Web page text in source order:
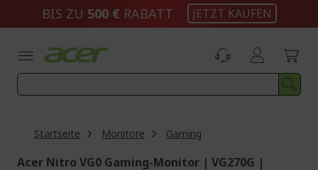
BIS ZU 500 € RABATT JETZT KAUFEN
Startseite Monitore Gaming
Acer Nitro VG0 Gaming-Monitor | VG270G |